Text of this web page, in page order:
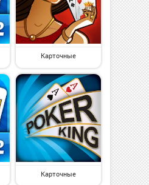
Карточные
Карточные